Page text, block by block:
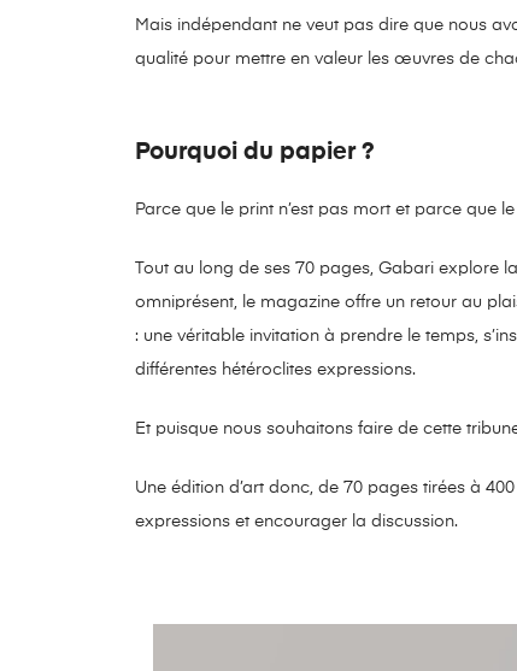
Mais indépendant ne veut pas dire que nous
qualité pour mettre en valeur les œuvres de
Pourquoi du papier ?
Parce que le print n’est pas mort et parce que
Tout au long de ses 70 pages, Gabari explore
omniprésent, le magazine offre un retour au
: une véritable invitation à prendre le temps,
différentes hétéroclites expressions.
Et puisque nous souhaitons faire de cette
Une édition d’art donc, de 70 pages tirées à
expressions et encourager la discussion.